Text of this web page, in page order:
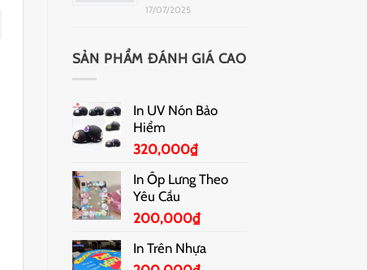
17/07/2025
SẢN PHẨM ĐÁNH GIÁ CAO
In UV Nón Bảo
Hiểm
320,000₫
In Ốp Lưng Theo
Yêu Cầu
200,000₫
In Trên Nhựa